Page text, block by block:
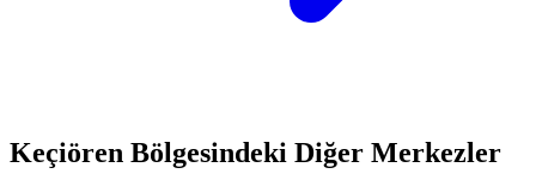
Keçiören Bölgesindeki Diğer Merkezler